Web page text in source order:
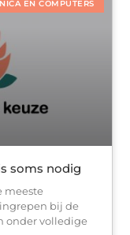
EN COMPUTERS
soms nodig
meeste
bij de
onder volledige